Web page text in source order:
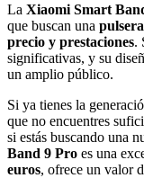
La Xiaomi Smart
que buscan una
precio y prestaciones.
significativas, y su
un amplio público.
Si ya tienes la
que no encuentres
si estás buscando una
Band 9 Pro es una
euros, ofrece un valor